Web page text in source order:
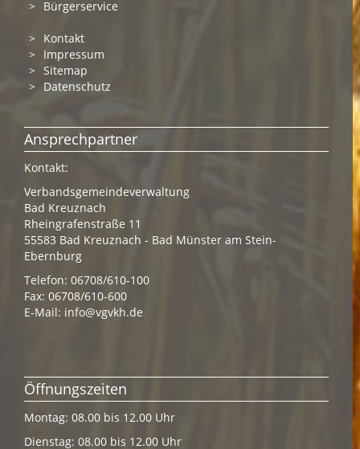
Bürgerservice
Kontakt
Impressum
Sitemap
Datenschutz
Ansprechpartner
Kontakt:
Verbandsgemeindeverwaltung
Bad Kreuznach
Rheingrafenstraße 11
55583 Bad Kreuznach - Bad Münster am Stein-
Ebernburg
Telefon: 06708/610-100
Fax: 06708/610-600
E-Mail: info@vgvkh.de
Öffnungszeiten
Montag: 08.00 bis 12.00 Uhr
Dienstag: 08.00 bis 12.00 Uhr